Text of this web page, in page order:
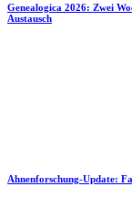
Genealogica 2026: Zwei
Austausch
Ahnenforschung-Update: